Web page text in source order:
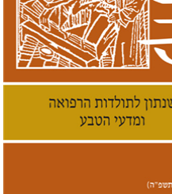
הנחת אתר ספר מודפס
$42
$38